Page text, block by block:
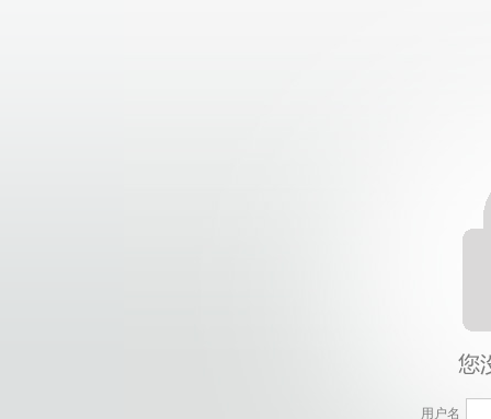
用户名